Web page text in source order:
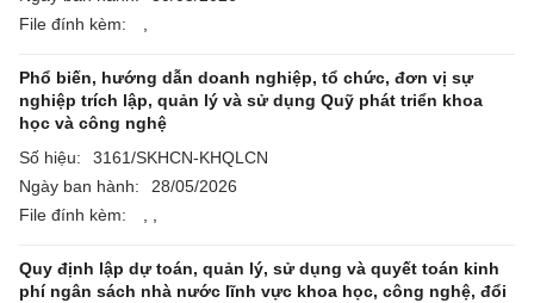
File đính kèm:
Phổ biến, hướng dẫn doanh nghiệp, tổ chức, đơn vị sự
nghiệp trích lập, quản lý và sử dụng Quỹ phát triển khoa
học và công nghệ
Số hiệu:
3161/SKHCN-KHQLCN
Ngày ban hành:
28/05/2026
File đính kèm:
Quy định lập dự toán, quản lý, sử dụng và quyết toán kinh
phí ngân sách nhà nước lĩnh vực khoa học, công nghệ, đổi